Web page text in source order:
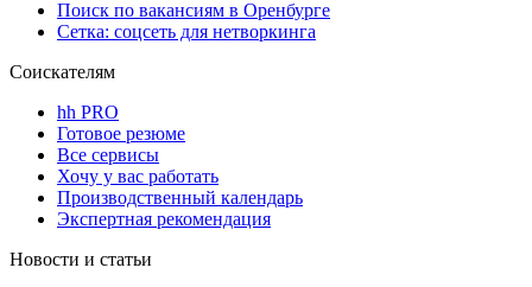
Поиск по вакансиям в Оренбурге
Сетка: соцсеть для нетворкинга
Соискателям
hh PRO
Готовое резюме
Все сервисы
Хочу у вас работать
Производственный календарь
Экспертная рекомендация
Новости и статьи